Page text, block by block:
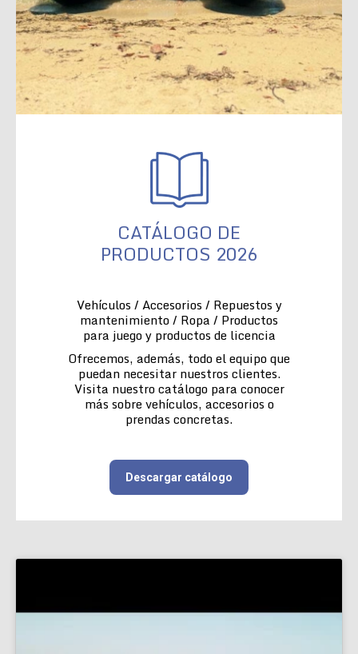
CATÁLOGO DE
PRODUCTOS 2026
Vehículos / Accesorios / Repuestos y
mantenimiento / Ropa / Productos
para juego y productos de licencia
Ofrecemos, además, todo el equipo que
puedan necesitar nuestros clientes.
Visita nuestro catálogo para conocer
más sobre vehículos, accesorios o
prendas concretas.
Descargar catálogo